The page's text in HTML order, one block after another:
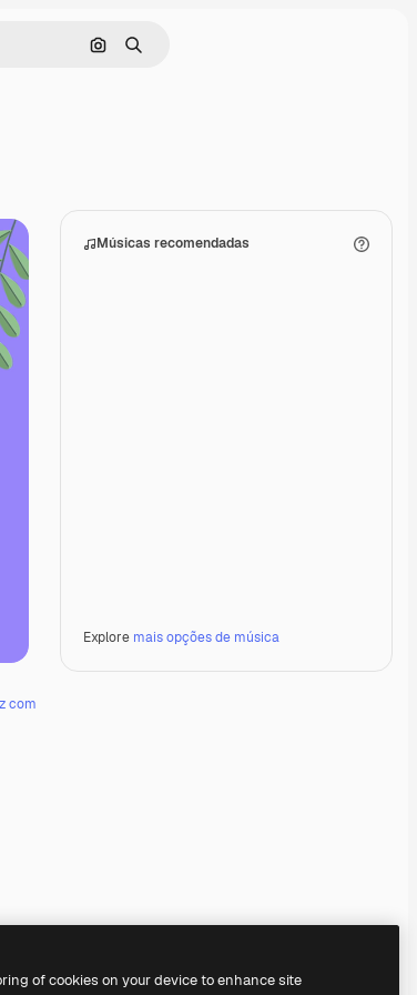
Pesquisar por imagem
Buscar
com
Músicas recomendadas
Explore mais opções de música
Premium
Premium
of cookies on your device to enhance site